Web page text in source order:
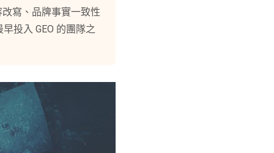
寫、品牌事實一致性
投入 GEO 的團隊之